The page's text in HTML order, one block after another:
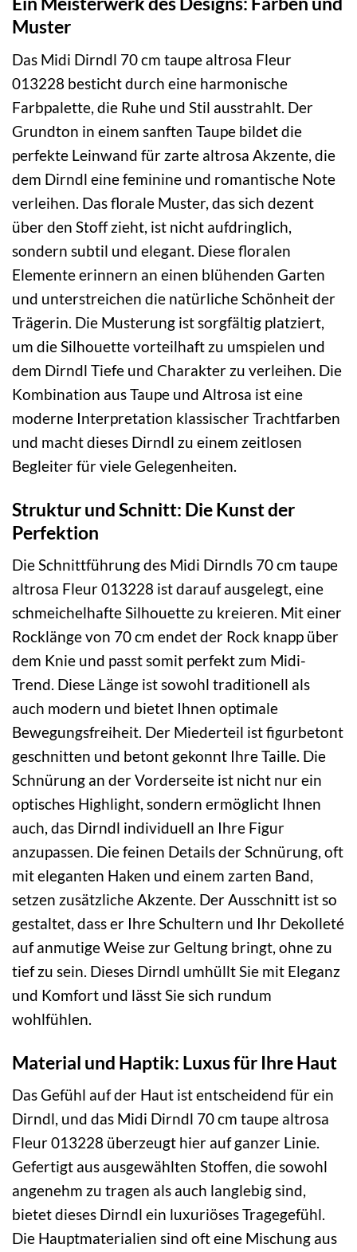
Muster
Das Midi Dirndl 70 cm taupe altrosa Fleur
013228 besticht durch eine harmonische
Farbpalette, die Ruhe und Stil ausstrahlt. Der
Grundton in einem sanften Taupe bildet die
perfekte Leinwand für zarte altrosa Akzente, die
dem Dirndl eine feminine und romantische Note
verleihen. Das florale Muster, das sich dezent
über den Stoff zieht, ist nicht aufdringlich,
sondern subtil und elegant. Diese floralen
Elemente erinnern an einen blühenden Garten
und unterstreichen die natürliche Schönheit der
Trägerin. Die Musterung ist sorgfältig platziert,
um die Silhouette vorteilhaft zu umspielen und
dem Dirndl Tiefe und Charakter zu verleihen. Die
Kombination aus Taupe und Altrosa ist eine
moderne Interpretation klassischer Trachtfarben
und macht dieses Dirndl zu einem zeitlosen
Begleiter für viele Gelegenheiten.
Struktur und Schnitt: Die Kunst der
Perfektion
Die Schnittführung des Midi Dirndls 70 cm taupe
altrosa Fleur 013228 ist darauf ausgelegt, eine
schmeichelhafte Silhouette zu kreieren. Mit einer
Rocklänge von 70 cm endet der Rock knapp über
dem Knie und passt somit perfekt zum Midi-
Trend. Diese Länge ist sowohl traditionell als
auch modern und bietet Ihnen optimale
Bewegungsfreiheit. Der Miederteil ist figurbetont
geschnitten und betont gekonnt Ihre Taille. Die
Schnürung an der Vorderseite ist nicht nur ein
optisches Highlight, sondern ermöglicht Ihnen
auch, das Dirndl individuell an Ihre Figur
anzupassen. Die feinen Details der Schnürung, oft
mit eleganten Haken und einem zarten Band,
setzen zusätzliche Akzente. Der Ausschnitt ist so
gestaltet, dass er Ihre Schultern und Ihr Dekolleté
auf anmutige Weise zur Geltung bringt, ohne zu
tief zu sein. Dieses Dirndl umhüllt Sie mit Eleganz
und Komfort und lässt Sie sich rundum
wohlfühlen.
Material und Haptik: Luxus für Ihre Haut
Das Gefühl auf der Haut ist entscheidend für ein
Dirndl, und das Midi Dirndl 70 cm taupe altrosa
Fleur 013228 überzeugt hier auf ganzer Linie.
Gefertigt aus ausgewählten Stoffen, die sowohl
angenehm zu tragen als auch langlebig sind,
bietet dieses Dirndl ein luxuriöses Tragegefühl.
Die Hauptmaterialien sind oft eine Mischung aus